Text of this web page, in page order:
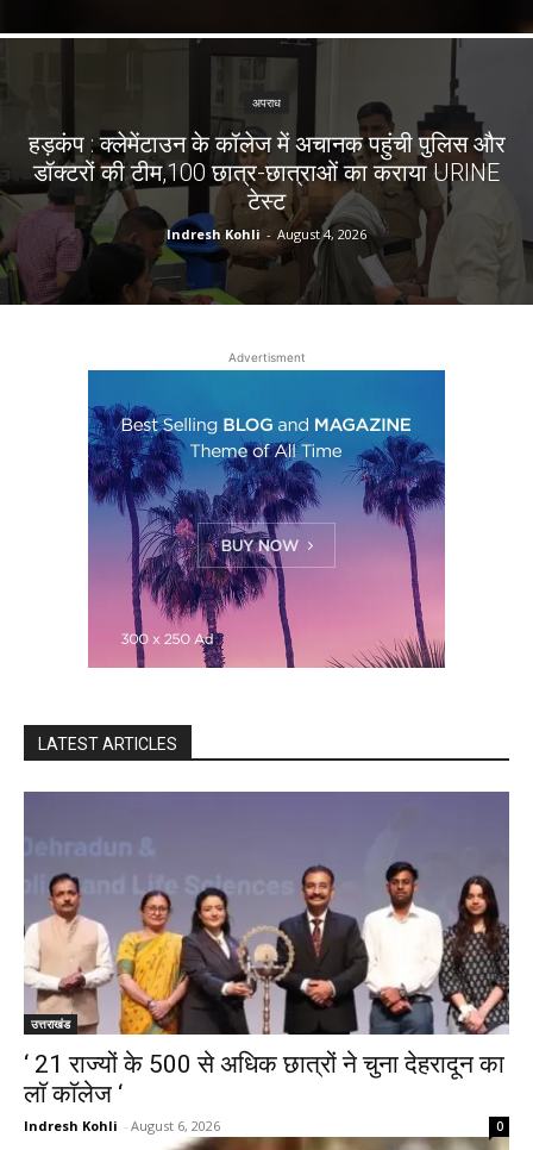
अपराध
हड़कंप : क्लेमेंटाउन के कॉलेज में अचानक पहुंची पुलिस और
डॉक्टरों की टीम,100 छात्र-छात्राओं का कराया URINE
टेस्ट
Indresh Kohli - August 4, 2026
Advertisment
LATEST ARTICLES
उत्तराखंड
‘ 21 राज्यों के 500 से अधिक छात्रों ने चुना देहरादून का
लाॅ काॅलेज ‘
Indresh Kohli - August 6, 2026 0